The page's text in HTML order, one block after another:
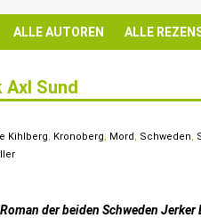
ALLE AUTOREN ALLE
Axl Sund
Kihlberg, Kronoberg, Mord, Schweden,
der beiden Schweden